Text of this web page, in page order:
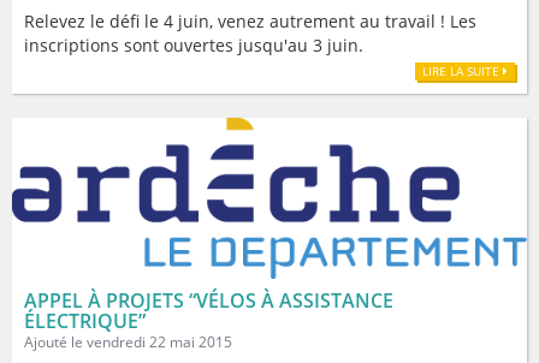
Relevez le défi le 4 juin, venez autrement au travail ! Les
inscriptions sont ouvertes jusqu'au 3 juin.
LIRE LA SUITE
APPEL À PROJETS “VÉLOS À ASSISTANCE
ÉLECTRIQUE”
Ajouté le vendredi 22 mai 2015